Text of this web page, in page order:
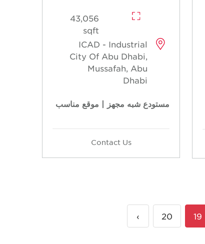
43,056
sqft
ICAD - Industrial
City Of Abu Dhabi,
Mussafah, Abu
Dhabi
مستودع شبه مجهز | موقع مناسب
Contact Us
19
20
›